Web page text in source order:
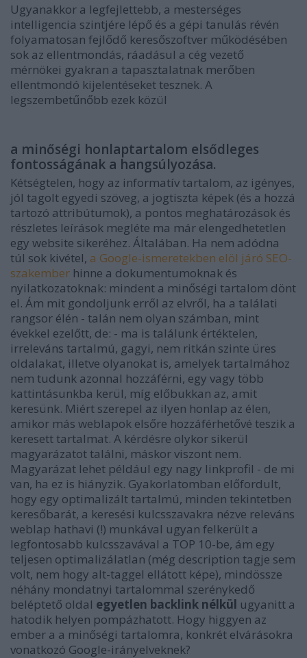
Ugyanakkor a legfejlettebb, a mesterséges
intelligencia szintjére lépő és a gépi tanulás révén
folyamatosan fejlődő keresőszoftver működésében
sok az ellentmondás, ráadásul a cég vezető
mérnökei gyakran a tapasztalatnak merőben
ellentmondó kijelentéseket tesznek. A
legszembetűnőbb ezek közül
a minőségi honlaptartalom elsődleges
fontosságának a hangsúlyozása.
Kétségtelen, hogy az informatív tartalom, az igényes,
jól tagolt egyedi szöveg, a jogtiszta képek (és a hozzá
tartozó attribútumok), a pontos meghatározások és
részletes leírások megléte ma már elengedhetetlen
egy website sikeréhez. Általában. Ha nem adódna
túl sok kivétel, a Google-ismeretekben elöl járó SEO-
szakember hinne a dokumentumoknak és
nyilatkozatoknak: mindent a minőségi tartalom dönt
el. Ám mit gondoljunk erről az elvről, ha a találati
rangsor élén - talán nem olyan számban, mint
évekkel ezelőtt, de: - ma is találunk értéktelen,
irreleváns tartalmú, gagyi, nem ritkán szinte üres
oldalakat, illetve olyanokat is, amelyek tartalmához
nem tudunk azonnal hozzáférni, egy vagy több
kattintásunkba kerül, míg előbukkan az, amit
keresünk. Miért szerepel az ilyen honlap az élen,
amikor más weblapok elsőre hozzáférhetővé teszik a
keresett tartalmat. A kérdésre olykor sikerül
magyarázatot találni, máskor viszont nem.
Magyarázat lehet például egy nagy linkprofil - de mi
van, ha ez is hiányzik. Gyakorlatomban előfordult,
hogy egy optimalizált tartalmú, minden tekintetben
keresőbarát, a keresési kulcsszavakra nézve releváns
weblap hathavi (!) munkával ugyan felkerült a
legfontosabb kulcsszavával a TOP 10-be, ám egy
teljesen optimalizálatlan (még description tagje sem
volt, nem hogy alt-taggel ellátott képe), mindössze
néhány mondatnyi tartalommal szerénykedő
beléptető oldal egyetlen backlink nélkül ugyanitt a
hatodik helyen pompázhatott. Hogy higgyen az
ember a a minőségi tartalomra, konkrét elvárásokra
vonatkozó Google-irányelveknek?